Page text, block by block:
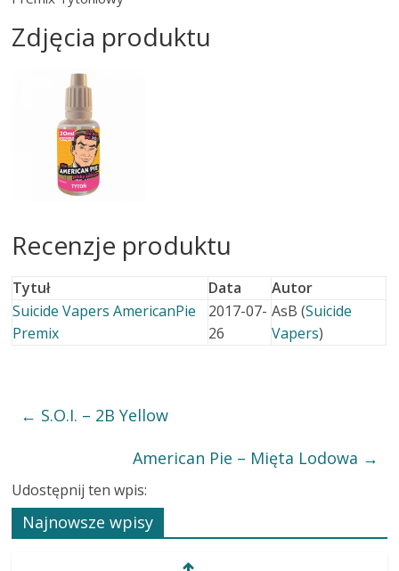
Zdjęcia produktu
Recenzje produktu
Tytuł Data
Autor
Suicide Vapers AmericanPie
Premix
2017-07-
26
AsB (Suicide
Vapers)
← S.O.I. – 2B Yellow
American Pie – Mięta Lodowa →
Udostępnij ten wpis:
Najnowsze wpisy